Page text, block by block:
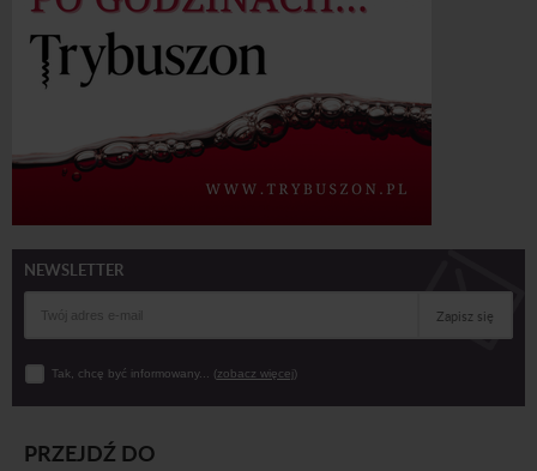
NEWSLETTER
Zapisz się
Tak, chcę być informowany... (zobacz więcej)
PRZEJDŹ DO